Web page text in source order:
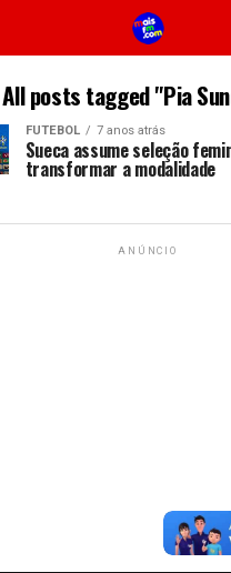
All posts tagged "Pia
FUTEBOL 7 anos atrás
Sueca assume seleção
transformar a modalidade
ANÚNCIO